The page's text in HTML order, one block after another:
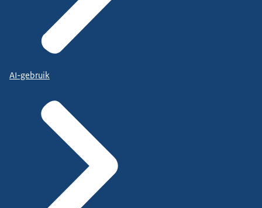
AI-gebruik